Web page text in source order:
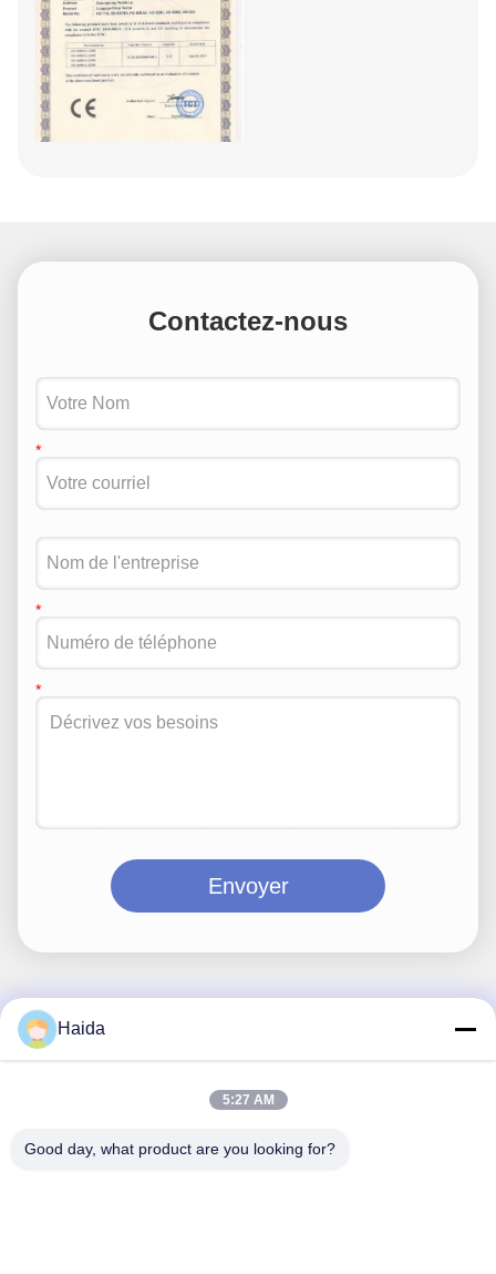
Contactez-nous
Envoyer
Contactez rapidement
secteur de Nancheng, ville de Dongguan, province du
Haida
5:27 AM
Good day, what product are you looking for?